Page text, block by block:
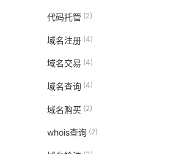
代码托管(2)
域名注册(4)
域名交易 (4)
域名查询(4)
域名购买(2)
whois查询(2)